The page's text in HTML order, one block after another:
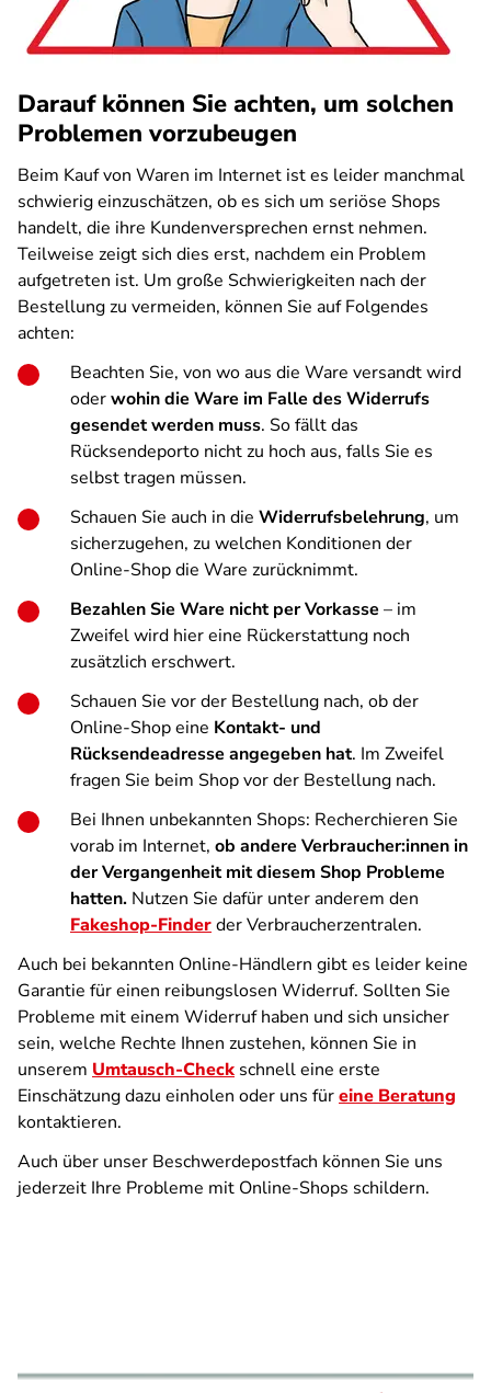
Darauf können Sie achten, um solchen
Problemen vorzubeugen
Beim Kauf von Waren im Internet ist es leider manchmal
schwierig einzuschätzen, ob es sich um seriöse Shops
handelt, die ihre Kundenversprechen ernst nehmen.
Teilweise zeigt sich dies erst, nachdem ein Problem
aufgetreten ist. Um große Schwierigkeiten nach der
Bestellung zu vermeiden, können Sie auf Folgendes
achten:
Beachten Sie, von wo aus die Ware versandt wird
oderwohin die Ware im Falle des Widerrufs
gesendet werden muss. So fällt das
Rücksendeporto nicht zu hoch aus, falls Sie es
selbst tragen müssen.
Schauen Sie auch in die Widerrufsbelehrung, um
sicherzugehen, zu welchen Konditionen der
Online-Shop die Ware zurücknimmt.
Bezahlen Sie Ware nicht per Vorkasse – im
Zweifel wird hier eine Rückerstattung noch
zusätzlich erschwert.
Schauen Sie vor der Bestellung nach, ob der
Online-Shop eine Kontakt- und
Rücksendeadresse angegeben hat. Im Zweifel
fragen Sie beim Shop vor der Bestellung nach.
Bei Ihnen unbekannten Shops: Recherchieren Sie
vorab im Internet, ob andere Verbraucher:innen in
der Vergangenheit mit diesem Shop Probleme
hatten. Nutzen Sie dafür unter anderem den
Fakeshop-Finderder Verbraucherzentralen.
Auch bei bekannten Online-Händlern gibt es leider keine
Garantie für einen reibungslosen Widerruf. Sollten Sie
Probleme mit einem Widerruf haben und sich unsicher
sein, welche Rechte Ihnen zustehen, können Sie in
unserem Umtausch-Check schnell eine erste
Einschätzung dazu einholen oder uns füreine Beratung
kontaktieren.
Auch über unser Beschwerdepostfach können Sie uns
jederzeit Ihre Probleme mit Online-Shops schildern.